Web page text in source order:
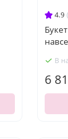
4.9
В
6